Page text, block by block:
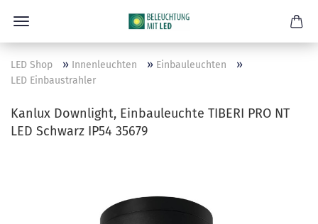
LED Shop » Innenleuchten » Einbauleuchten »
LED Einbaustrahler
Kanlux Downlight, Einbauleuchte TIBERI PRO NT
LED Schwarz IP54 35679